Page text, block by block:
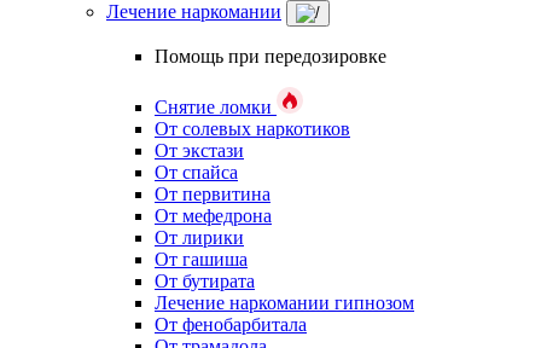
Лечение наркомании
Помощь при передозировке
Снятие ломки
От солевых наркотиков
От экстази
От спайса
От первитина
От мефедрона
От лирики
От гашиша
От бутирата
Лечение наркомании гипнозом
От фенобарбитала